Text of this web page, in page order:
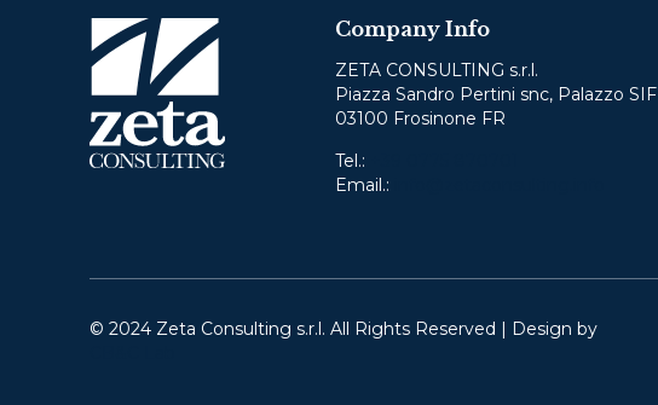
Company Info
ZETA CONSULTING s.r.l.
Piazza Sandro Pertini snc, Palazzo SIF
03100 Frosinone FR
Tel.:
Email.:
© 2024 Zeta Consulting s.r.l. All Rights Reserved | Design by